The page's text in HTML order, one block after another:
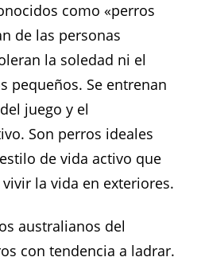
como «perros
de las personas
la soledad ni el
pequeños. Se entrenan
juego y el
Son perros ideales
de vida activo que
la vida en exteriores.
australianos del
con tendencia a ladrar.